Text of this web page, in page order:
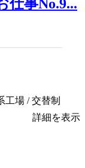
仕事No.9...
工場 / 交替制
詳細を表示